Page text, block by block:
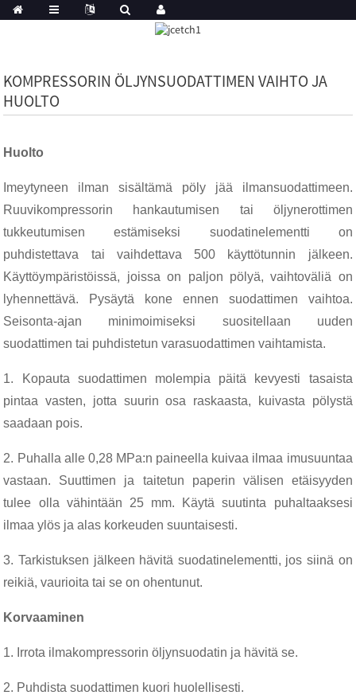
KOMPRESSORIN ÖLJYNSUODATTIMEN VAIHTO JA
HUOLTO
Huolto
Imeytyneen ilman sisältämä pöly jää ilmansuodattimeen.
Ruuvikompressorin hankautumisen tai öljynerottimen
tukkeutumisen estämiseksi suodatinelementti on
puhdistettava tai vaihdettava 500 käyttötunnin jälkeen.
Käyttöympäristöissä, joissa on paljon pölyä, vaihtoväliä on
lyhennettävä. Pysäytä kone ennen suodattimen vaihtoa.
Seisonta-ajan minimoimiseksi suositellaan uuden
suodattimen tai puhdistetun varasuodattimen vaihtamista.
1. Kopauta suodattimen molempia päitä kevyesti tasaista
pintaa vasten, jotta suurin osa raskaasta, kuivasta pölystä
saadaan pois.
2. Puhalla alle 0,28 MPa:n paineella kuivaa ilmaa imusuuntaa
vastaan. Suuttimen ja taitetun paperin välisen etäisyyden
tulee olla vähintään 25 mm. Käytä suutinta puhaltaaksesi
ilmaa ylös ja alas korkeuden suuntaisesti.
3. Tarkistuksen jälkeen hävitä suodatinelementti, jos siinä on
reikiä, vaurioita tai se on ohentunut.
Korvaaminen
1. Irrota ilmakompressorin öljynsuodatin ja hävitä se.
2. Puhdista suodattimen kuori huolellisesti.